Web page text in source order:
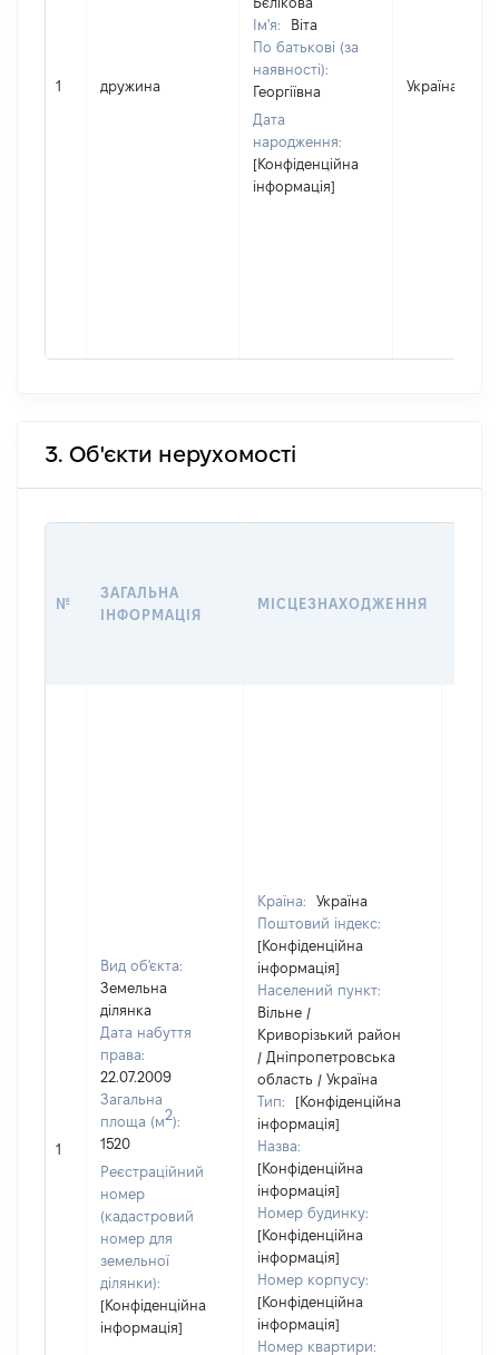
1 дружина
Ім'я:
Віта
По батькові (за
наявності):
Георгіївна
Дата
народження:
[Конфіденційна
інформація]
Україна
3. Об'єкти нерухомості
№
ЗАГАЛЬНА
ІНФОРМАЦІЯ
МІСЦЕЗНАХОДЖЕННЯ
1
Вид об'єкта:
Земельна
ділянка
Дата набуття
права:
22.07.2009
Загальна
площа (м2):
1520
Реєстраційний
номер
(кадастровий
номер для
земельної
ділянки):
[Конфіденційна
інформація]
Країна:
Україна
Поштовий індекс:
[Конфіденційна
інформація]
Населений пункт:
Вільне /
Криворізький район
/ Дніпропетровська
область / Україна
Тип:
[Конфіденційна
інформація]
Назва:
[Конфіденційна
інформація]
Номер будинку:
[Конфіденційна
інформація]
Номер корпусу:
[Конфіденційна
інформація]
Номер квартири: